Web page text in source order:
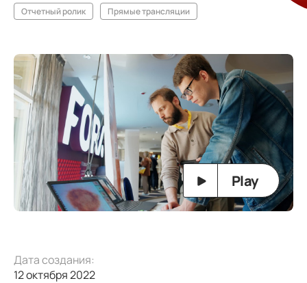
Отчетный ролик Прямые трансляции
Play
Дата создания:
12 октября 2022